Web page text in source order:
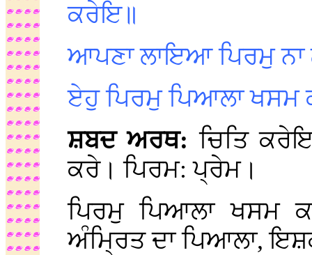
ਕਰੇਇ॥
ਆਪਣਾ ਲਾਇਆ ਪਿਰਮੁ
ਏਹੁ ਪਿਰਮੁ ਪਿਆਲਾ ਖਸਮ
ਸ਼ਬਦ ਅਰਥ:ਚਿਤਿ
ਕਰੇ। ਪਿਰਮ: ਪ੍ਰੇਮ।
ਪਿਰਮੁ ਪਿਆਲਾ ਖਸਮ
ਅੰਮ੍ਰਿਤ ਦਾ ਪਿਆਲਾ,